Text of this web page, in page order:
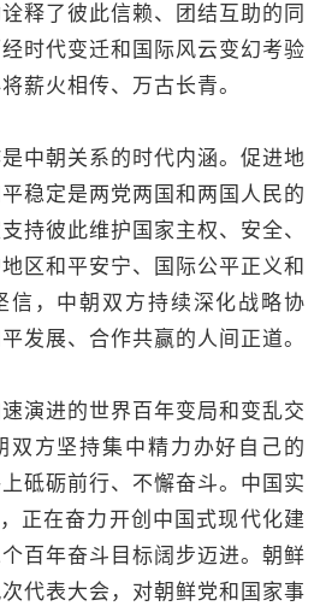
释了彼此信赖、团结互助的同
时代变迁和国际风云变幻考验
薪火相传、万古长青。
朝关系的时代内涵。促进地
稳定是两党两国和两国人民的
持彼此维护国家主权、安全、
区和平安宁、国际公平正义和
信，中朝双方持续深化战略协
发展、合作共赢的人间正道。
进的世界百年变局和变乱交
双方坚持集中精力办好自己的
砥砺前行、不懈奋斗。中国实
正在奋力开创中国式现代化建
百年奋斗目标阔步迈进。朝鲜
代表大会，对朝鲜党和国家事